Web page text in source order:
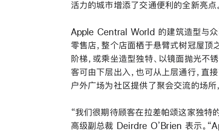
活力的城市增添了交通便利的全新亮点
Apple Central World 的建筑造型与众
零售店，整个店面栖于悬臂式树冠屋顶
阶梯，或乘坐造型独特、以镜面抛光不
客可由下层出入，也可从上层通行，直
户外广场为社区提供了聚会交流的场所
“我们很期待顾客在拉差帕颂这家独特
高级副总裁 Deirdre O’Brien 表示。